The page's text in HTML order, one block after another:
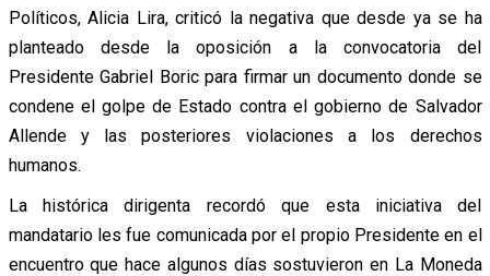
Políticos, Alicia Lira, criticó la negativa que desde ya se ha
planteado desde la oposición a la convocatoria del
Presidente Gabriel Boric para firmar un documento donde se
condene el golpe de Estado contra el gobierno de Salvador
Allende y las posteriores violaciones a los derechos
humanos.
La histórica dirigenta recordó que esta iniciativa del
mandatario les fue comunicada por el propio Presidente en el
encuentro que hace algunos días sostuvieron en La Moneda